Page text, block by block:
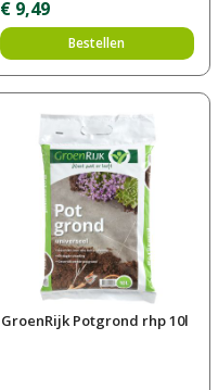
€ 9,49
Bestellen
GroenRijk Potgrond rhp 10l